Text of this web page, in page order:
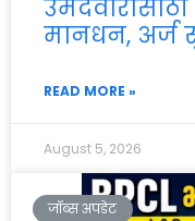
उमेदवारांसाठी
मानधन, अर्ज
READ MORE »
August 5, 2026
जॉब्स अपडेट